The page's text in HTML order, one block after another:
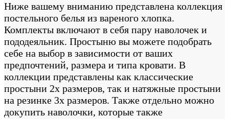
Ниже вашему вниманию представлена коллекция
постельного белья из вареного хлопка.
Комплекты включают в себя пару наволочек и
пододеяльник. Простыню вы можете подобрать
себе на выбор в зависимости от ваших
предпочтений, размера и типа кровати. В
коллекции представлены как классические
простыни 2х размеров, так и натяжные простыни
на резинке 3х размеров. Также отдельно можно
докупить наволочки, которые также